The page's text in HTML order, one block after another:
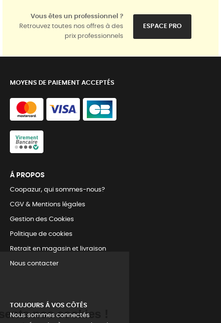
Vous êtes un professionnel ?
Retrouvez toutes nos offres à des
prix professionnels
ESPACE PRO
MOYENS DE PAIEMENT ACCEPTÉS
Á PROPOS
Coopazur, qui sommes-nous?
CGV & Mentions légales
Gestion des Cookies
Politique de cookies
Retrait en magasin et livraison
Nous contacter
TOUJOURS Á VOS CÔTÉS
Nous sommes connectés